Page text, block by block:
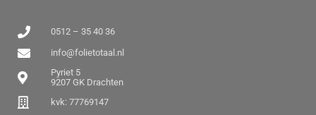
0512 – 35 40 36
info@folietotaal.nl
Pyriet 5
9207 GK Drachten
kvk: 77769147